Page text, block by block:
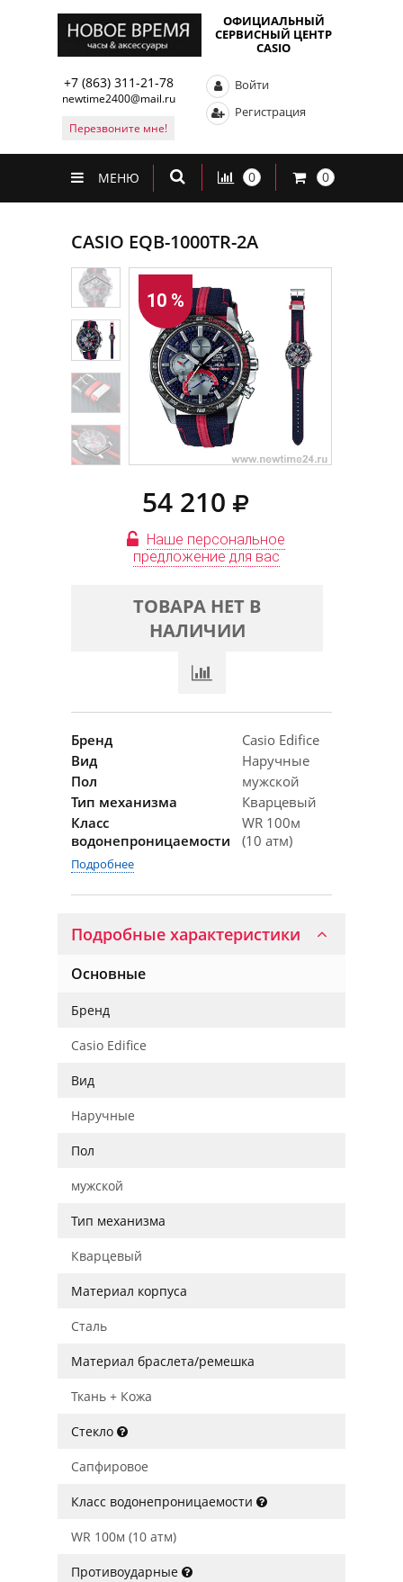
ОФИЦИАЛЬНЫЙ
СЕРВИСНЫЙ ЦЕНТР
CASIO
+7 (863) 311-21-78
newtime2400@mail.ru
Перезвоните мне!
Войти
Регистрация
МЕНЮ 0 0
CASIO EQB-1000TR-2A
10 %
54 210
Наше персональное
предложение для вас
ТОВАРА НЕТ В
НАЛИЧИИ
Бренд
Casio Edifice
Вид
Наручные
Пол
мужской
Тип механизма
Кварцевый
Класс
водонепроницаемости
WR 100м
(10 атм)
Подробнее
Подробные характеристики
Основные
Бренд
Casio Edifice
Вид
Наручные
Пол
мужской
Тип механизма
Кварцевый
Материал корпуса
Сталь
Материал браслета/ремешка
Ткань + Кожа
Стекло
Сапфировое
Класс водонепроницаемости
WR 100м (10 атм)
Противоударные